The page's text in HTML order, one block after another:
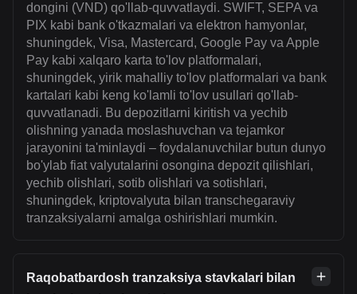
dongini (VND) qo'llab-quvvatlaydi. SWIFT, SEPA va
PIX kabi bank o'tkazmalari va elektron hamyonlar,
shuningdek, Visa, Mastercard, Google Pay va Apple
Pay kabi xalqaro karta to'lov platformalari,
shuningdek, yirik mahalliy to'lov platformalari va bank
kartalari kabi keng ko'lamli to'lov usullari qo'llab-
quvvatlanadi. Bu depozitlarni kiritish va yechib
olishning yanada moslashuvchan va tejamkor
jarayonini ta'minlaydi – foydalanuvchilar butun dunyo
bo'ylab fiat valyutalarini osongina depozit qilishlari,
yechib olishlari, sotib olishlari va sotishlari,
shuningdek, kriptovalyuta bilan transchegaraviy
tranzaksiyalarni amalga oshirishlari mumkin.
Raqobatbardosh tranzaksiya stavkalari bilan